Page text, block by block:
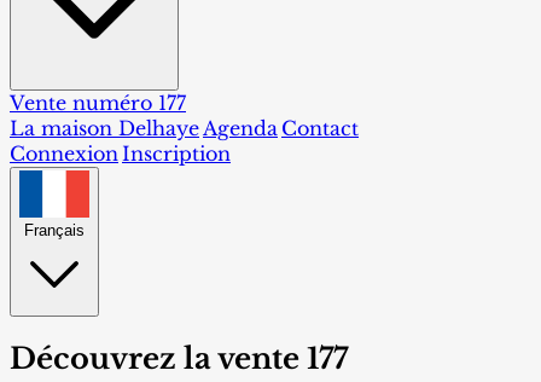
Vente numéro 177
La maison DelhayeAgenda Contact
ConnexionInscription
Français
Découvrez la vente 177